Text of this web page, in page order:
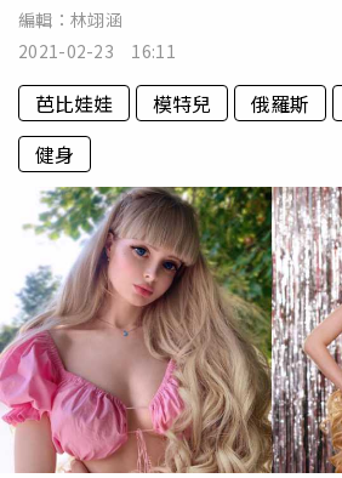
編輯： 林翊涵
2021-02-23 16:11
芭比娃娃 模特兒 俄羅斯
健身